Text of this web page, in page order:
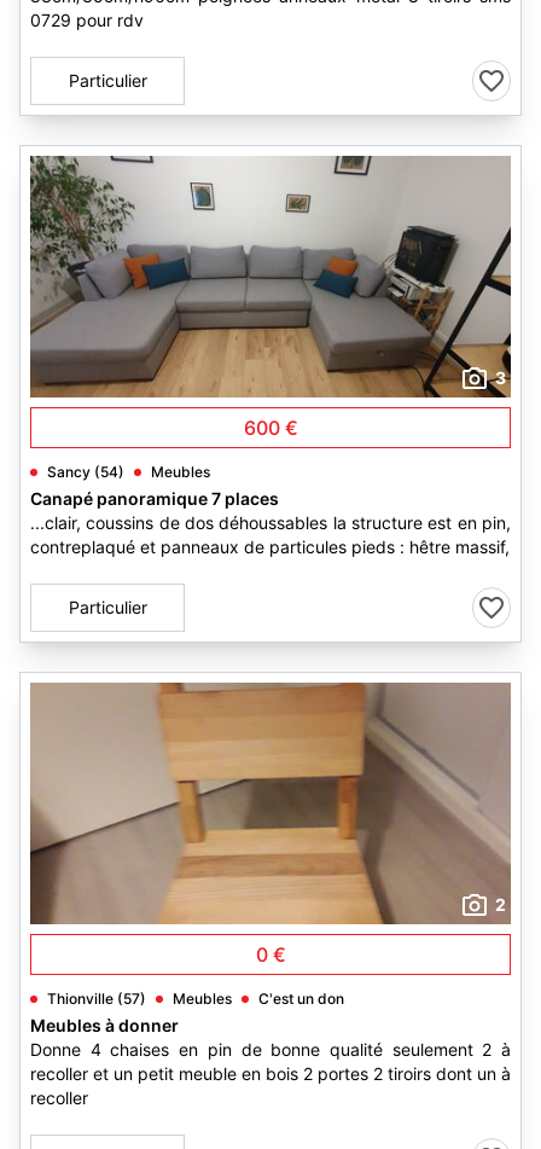
0729 pour rdv
Particulier
3
600 €
Sancy (54) Meubles
Canapé panoramique 7 places
...clair, coussins de dos déhoussables la structure est en pin,
contreplaqué et panneaux de particules pieds : hêtre massif,
Particulier
2
0 €
Thionville (57) Meubles C'est un don
Meubles à donner
Donne 4 chaises en pin de bonne qualité seulement 2 à
recoller et un petit meuble en bois 2 portes 2 tiroirs dont un à
recoller